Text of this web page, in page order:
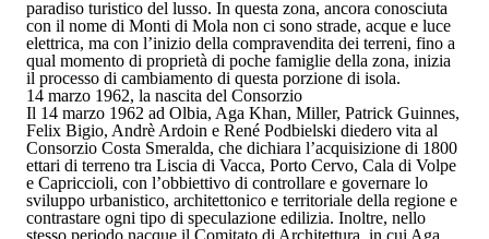
paradiso turistico del lusso. In questa zona, ancora conosciuta
con il nome di Monti di Mola non ci sono strade, acque e luce
elettrica, ma con l’inizio della compravendita dei terreni, fino a
qual momento di proprietà di poche famiglie della zona, inizia
il processo di cambiamento di questa porzione di isola.
14 marzo 1962, la nascita del Consorzio
Il 14 marzo 1962 ad Olbia, Aga Khan, Miller, Patrick Guinnes,
Felix Bigio, Andrè Ardoin e René Podbielski diedero vita al
Consorzio Costa Smeralda, che dichiara l’acquisizione di 1800
ettari di terreno tra Liscia di Vacca, Porto Cervo, Cala di Volpe
e Capriccioli, con l’obbiettivo di controllare e governare lo
sviluppo urbanistico, architettonico e territoriale della regione e
contrastare ogni tipo di speculazione edilizia. Inoltre, nello